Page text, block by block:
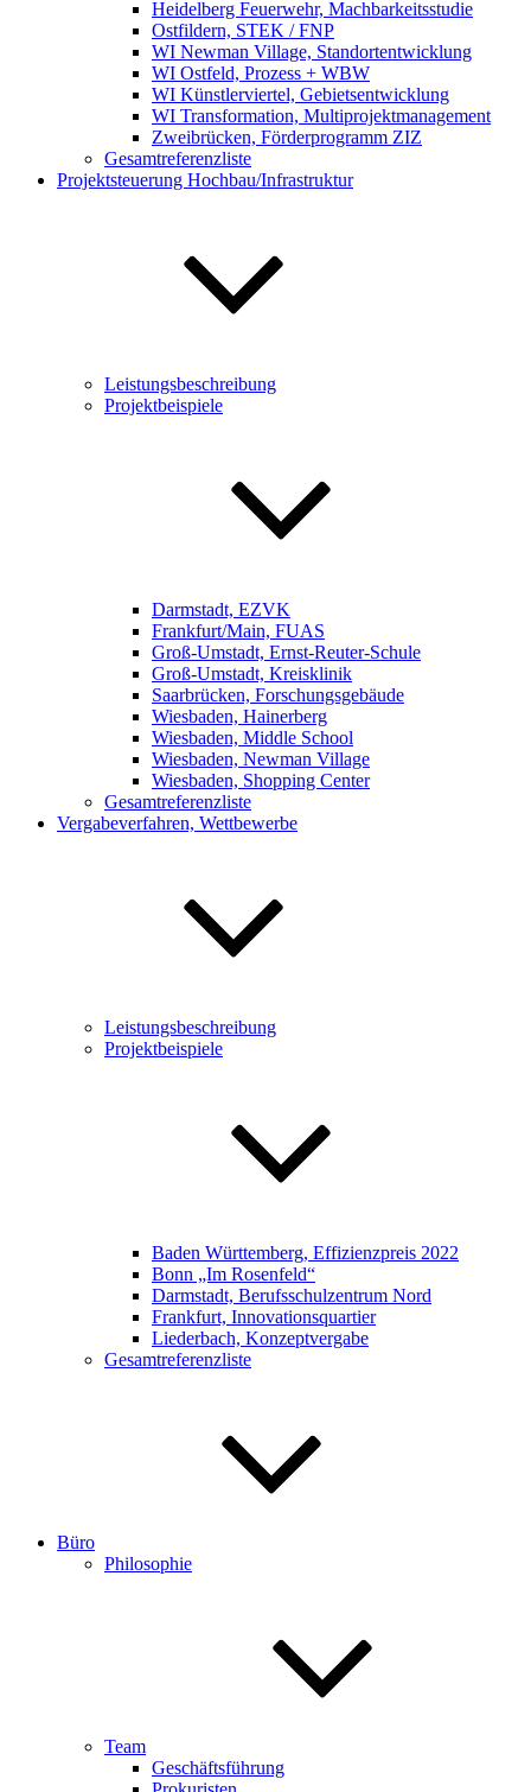
Heidelberg Feuerwehr, Machbarkeitsstudie
Ostfildern, STEK / FNP
WI Newman Village, Standortentwicklung
WI Ostfeld, Prozess + WBW
WI Künstlerviertel, Gebietsentwicklung
WI Transformation, Multiprojektmanagement
Zweibrücken, Förderprogramm ZIZ
Gesamtreferenzliste
Projektsteuerung Hochbau/Infrastruktur
Leistungsbeschreibung
Projektbeispiele
Darmstadt, EZVK
Frankfurt/Main, FUAS
Groß-Umstadt, Ernst-Reuter-Schule
Groß-Umstadt, Kreisklinik
Saarbrücken, Forschungsgebäude
Wiesbaden, Hainerberg
Wiesbaden, Middle School
Wiesbaden, Newman Village
Wiesbaden, Shopping Center
Gesamtreferenzliste
Vergabeverfahren, Wettbewerbe
Leistungsbeschreibung
Projektbeispiele
Baden Württemberg, Effizienzpreis 2022
Bonn „Im Rosenfeld“
Darmstadt, Berufsschulzentrum Nord
Frankfurt, Innovationsquartier
Liederbach, Konzeptvergabe
Gesamtreferenzliste
Büro
Philosophie
Team
Geschäftsführung